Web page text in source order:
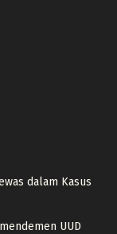
dalam Kasus
UUD